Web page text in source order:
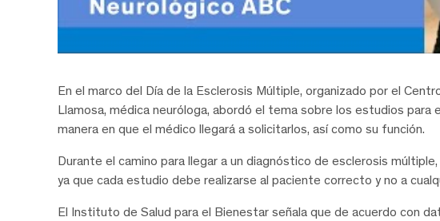
En el marco del Día de la Esclerosis Múltiple, organizado por el
Llamosa, médica neuróloga, abordó el tema sobre los estudios para
manera en que el médico llegará a solicitarlos, así como su función.
Durante el camino para llegar a un diagnóstico de esclerosis
ya que cada estudio debe realizarse al paciente correcto y no a
El Instituto de Salud para el Bienestar señala que de acuerdo con